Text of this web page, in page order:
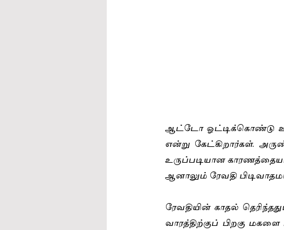
ஆட்டோ ஓட்டிக்கொண்டு
என்று கேட்கிறார்கள்.
உருப்படியான
ஆனாலும் ரேவதி
ரேவதியின் காதல்
வாரத்திற்குப் பிறகு